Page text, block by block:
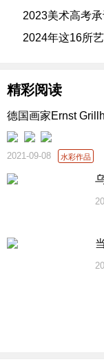
2023美术高考
2024年这16所
精彩阅读
德国画家Ernst
2021-09-08 水彩作品